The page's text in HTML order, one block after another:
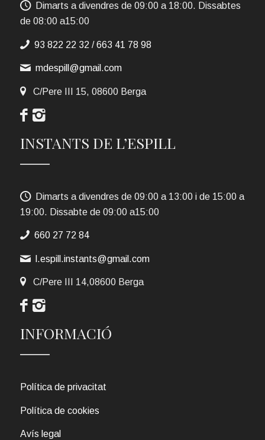
Dimarts a divendres de 09:00 a 18:00. Dissabtes
de 08:00 a15:00
93 822 22 32 /663 41 78 98
mdespill@gmail.com
C/Pere III 15, 08600 Berga
INSTANTS DE L’ESPILL
Dimarts a divendres de 09:00 a 13:00 i de 15:00 a
19:00. Dissabte de 09:00 a15:00
660 27 72 84
l.espill.instants@gmail.com
C/Pere III 14,08600 Berga
INFORMACIÓ
Política de privacitat
Política de cookies
Avís legal